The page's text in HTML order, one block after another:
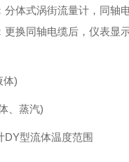
分体式涡街流量计，同轴
更换同轴电缆后，仪表显
体)
、蒸汽)
DY型流体温度范围